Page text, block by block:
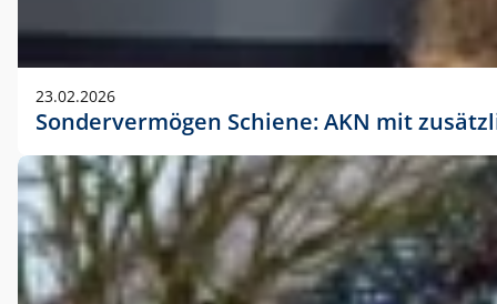
23.02.2026
Sondervermögen Schiene: AKN mit